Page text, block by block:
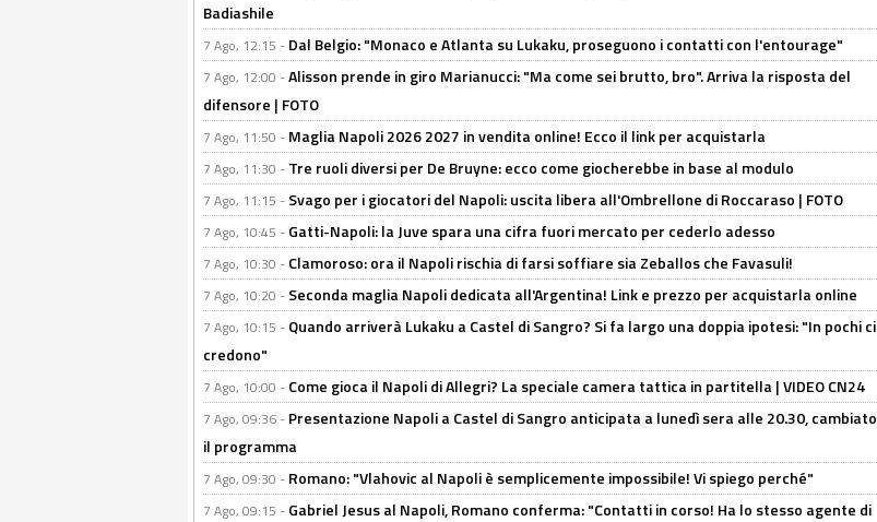
Badiashile
7 Ago, 12:15 - Dal Belgio: "Monaco e Atlanta su Lukaku, proseguono i contatti con l'entourage"
7 Ago, 12:00 -Alisson prende in giro Marianucci: "Ma come sei brutto, bro". Arriva la risposta del
difensore | FOTO
7 Ago, 11:50 - Maglia Napoli 2026 2027 in vendita online! Ecco il link per acquistarla
7 Ago, 11:30 - Tre ruoli diversi per De Bruyne: ecco come giocherebbe in base al modulo
7 Ago, 11:15 - Svago per i giocatori del Napoli: uscita libera all'Ombrellone di Roccaraso | FOTO
7 Ago, 10:45 - Gatti-Napoli: la Juve spara una cifra fuori mercato per cederlo adesso
7 Ago, 10:30 - Clamoroso: ora il Napoli rischia di farsi soffiare sia Zeballos che Favasuli!
7 Ago, 10:20 - Seconda maglia Napoli dedicata all'Argentina! Link e prezzo per acquistarla online
7 Ago, 10:15 - Quando arriverà Lukaku a Castel di Sangro? Si fa largo una doppia ipotesi: "In pochi ci
credono"
7 Ago, 10:00 - Come gioca il Napoli di Allegri? La speciale camera tattica in partitella | VIDEO CN24
7 Ago, 09:36 - Presentazione Napoli a Castel di Sangro anticipata a lunedì sera alle 20.30, cambiato
il programma
7 Ago, 09:30 - Romano: "Vlahovic al Napoli è semplicemente impossibile! Vi spiego perché"
7 Ago, 09:15 - Gabriel Jesus al Napoli, Romano conferma: "Contatti in corso! Ha lo stesso agente di